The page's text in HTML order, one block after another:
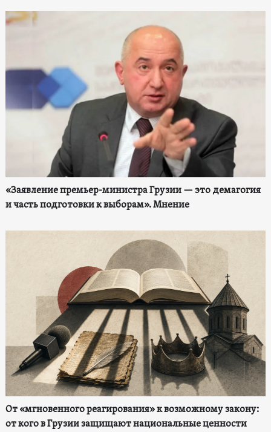
«Заявление премьер-министра Грузии — это демагогия
и часть подготовки к выборам». Мнение
От «мгновенного реагирования» к возможному закону:
от кого в Грузии защищают национальные ценности